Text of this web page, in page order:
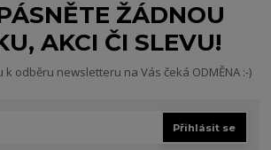
ŽÁDNOU
AKCI ČI SLEVU!
odběru newsletteru na Vás čeká ODMĚNA :-)
Přihlásit se